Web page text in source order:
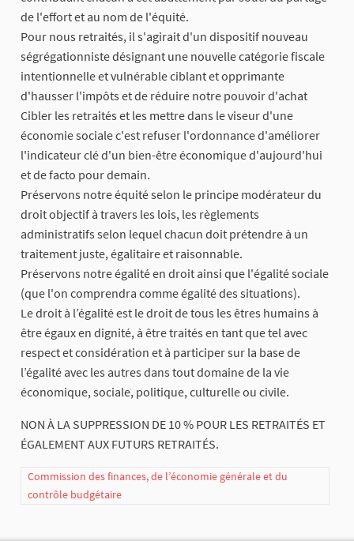
de l'effort et au nom de l'équité.
Pour nous retraités, il s'agirait d'un dispositif nouveau
ségrégationniste désignant une nouvelle catégorie fiscale
intentionnelle et vulnérable ciblant et opprimante
d'hausser l'impôts et de réduire notre pouvoir d'achat
Cibler les retraités et les mettre dans le viseur d'une
économie sociale c'est refuser l'ordonnance d'améliorer
l'indicateur clé d'un bien-être économique d'aujourd'hui
et de facto pour demain.
Préservons notre équité selon le principe modérateur du
droit objectif à travers les lois, les règlements
administratifs selon lequel chacun doit prétendre à un
traitement juste, égalitaire et raisonnable.
Préservons notre égalité en droit ainsi que l'égalité sociale
(que l'on comprendra comme égalité des situations).
Le droit à l’égalité est le droit de tous les êtres humains à
être égaux en dignité, à être traités en tant que tel avec
respect et considération et à participer sur la base de
l’égalité avec les autres dans tout domaine de la vie
économique, sociale, politique, culturelle ou civile.
NON À LA SUPPRESSION DE 10 % POUR LES RETRAITÉS ET
ÉGALEMENT AUX FUTURS RETRAITÉS.
Commission des finances, de l’économie générale et du
contrôle budgétaire